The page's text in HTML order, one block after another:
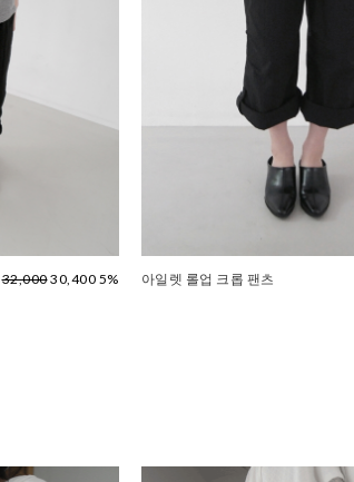
32,00030,400 5%
아일렛 롤업 크롭 팬츠